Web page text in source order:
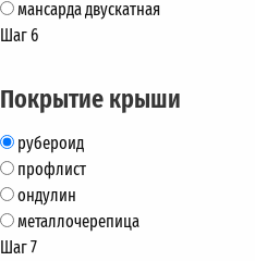
мансарда двускатная
Шаг 6
Покрытие крыши
рубероид
профлист
ондулин
металлочерепица
Шаг 7